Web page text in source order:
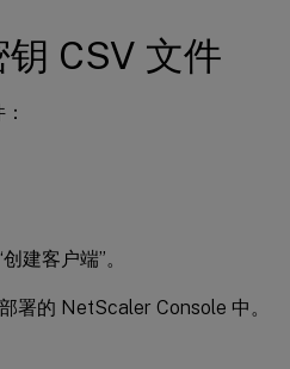
CSV 文件
建客户端”。
署的 NetScaler Console 中。